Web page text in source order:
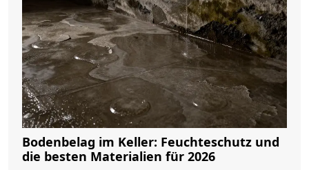
Bodenbelag im Keller: Feuchteschutz und
die besten Materialien für 2026